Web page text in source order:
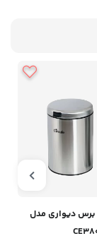
برس دیواری مدل